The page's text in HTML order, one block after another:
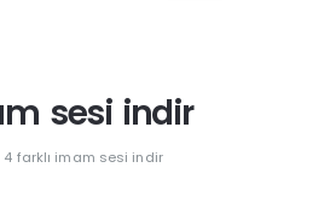
sesi indir
farklı imam sesi indir